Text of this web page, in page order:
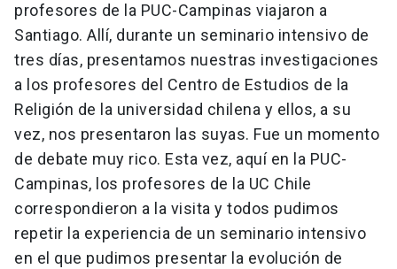
profesores de la PUC-Campinas viajaron a
Santiago. Allí, durante un seminario intensivo de
tres días, presentamos nuestras investigaciones
a los profesores del Centro de Estudios de la
Religión de la universidad chilena y ellos, a su
vez, nos presentaron las suyas. Fue un momento
de debate muy rico. Esta vez, aquí en la PUC-
Campinas, los profesores de la UC Chile
correspondieron a la visita y todos pudimos
repetir la experiencia de un seminario intensivo
en el que pudimos presentar la evolución de